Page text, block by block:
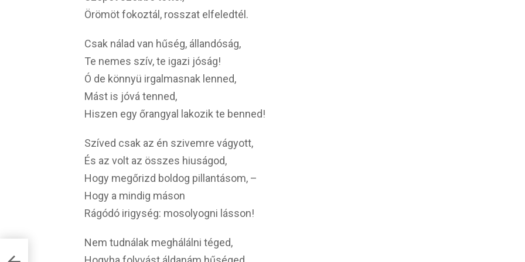
Örömöt fokoztál, rosszat elfeledtél.
Csak nálad van hűség, állandóság,
Te nemes szív, te igazi jóság!
Ó de könnyü irgalmasnak lenned,
Mást is jóvá tenned,
Hiszen egy őrangyal lakozik te benned!
Szíved csak az én szivemre vágyott,
És az volt az összes hiuságod,
Hogy megőrizd boldog pillantásom, –
Hogy a mindig máson
Rágódó irigység: mosolyogni lásson!
Nem tudnálak meghálálni téged,